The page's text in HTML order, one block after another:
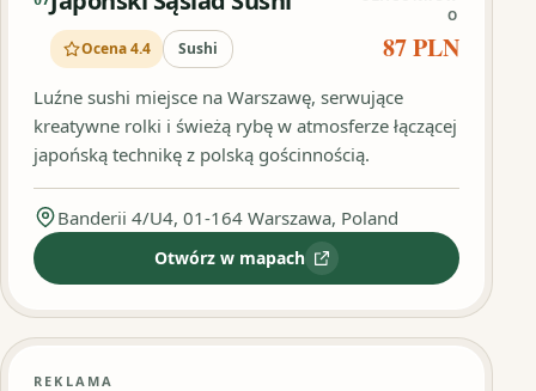
Ocena 4.4 Sushi
O
87 PLN
Luźne sushi miejsce na Warszawę, serwujące
kreatywne rolki i świeżą rybę w atmosferze łączącej
japońską technikę z polską gościnnością.
Banderii 4/U4, 01-164 Warszawa, Poland
Otwórz w mapach
:Japoński Sąsiad Sushi
REKLAMA